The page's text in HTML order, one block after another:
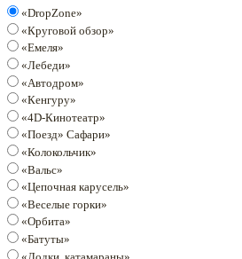
«DropZone»
«Круговой обзор»
«Емеля»
«Лебеди»
«Автодром»
«Кенгуру»
«4D-Кинотеатр»
«Поезд» Сафари»
«Колокольчик»
«Вальс»
«Цепочная карусель»
«Веселые горки»
«Орбита»
«Батуты»